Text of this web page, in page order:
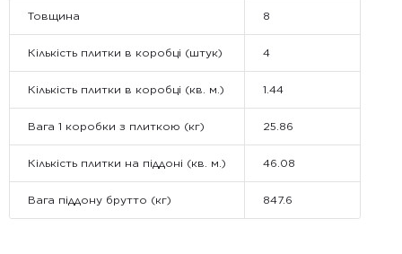
Товщина 8
Кількість плитки в коробці (штук) 4
Кількість плитки в коробці (кв. м.) 1.44
Вага 1 коробки з плиткою (кг) 25.86
Кількість плитки на піддоні (кв. м.) 46.08
Вага піддону брутто (кг) 847.6